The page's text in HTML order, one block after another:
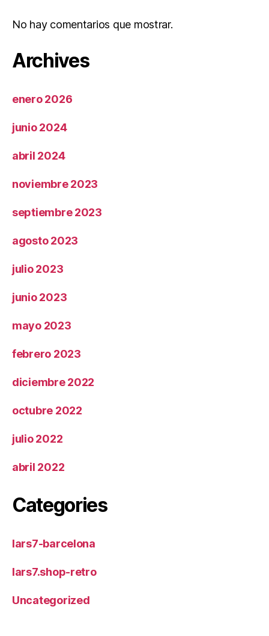
No hay comentarios que mostrar.
Archives
enero 2026
junio 2024
abril 2024
noviembre 2023
septiembre 2023
agosto 2023
julio 2023
junio 2023
mayo 2023
febrero 2023
diciembre 2022
octubre 2022
julio 2022
abril 2022
Categories
lars7-barcelona
lars7.shop-retro
Uncategorized